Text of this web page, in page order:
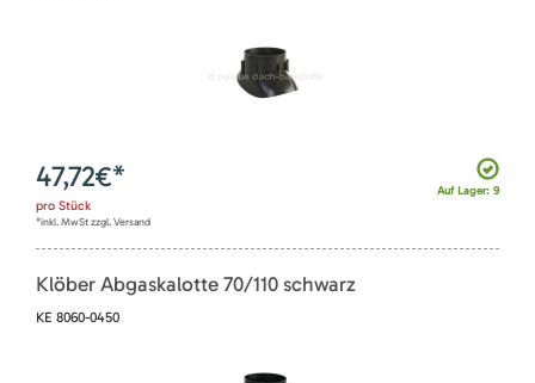
Auf Lager: 9
47,72€*
pro Stück
*inkl. MwSt zzgl. Versand
Klöber Abgaskalotte 70/110 schwarz
KE 8060-0450